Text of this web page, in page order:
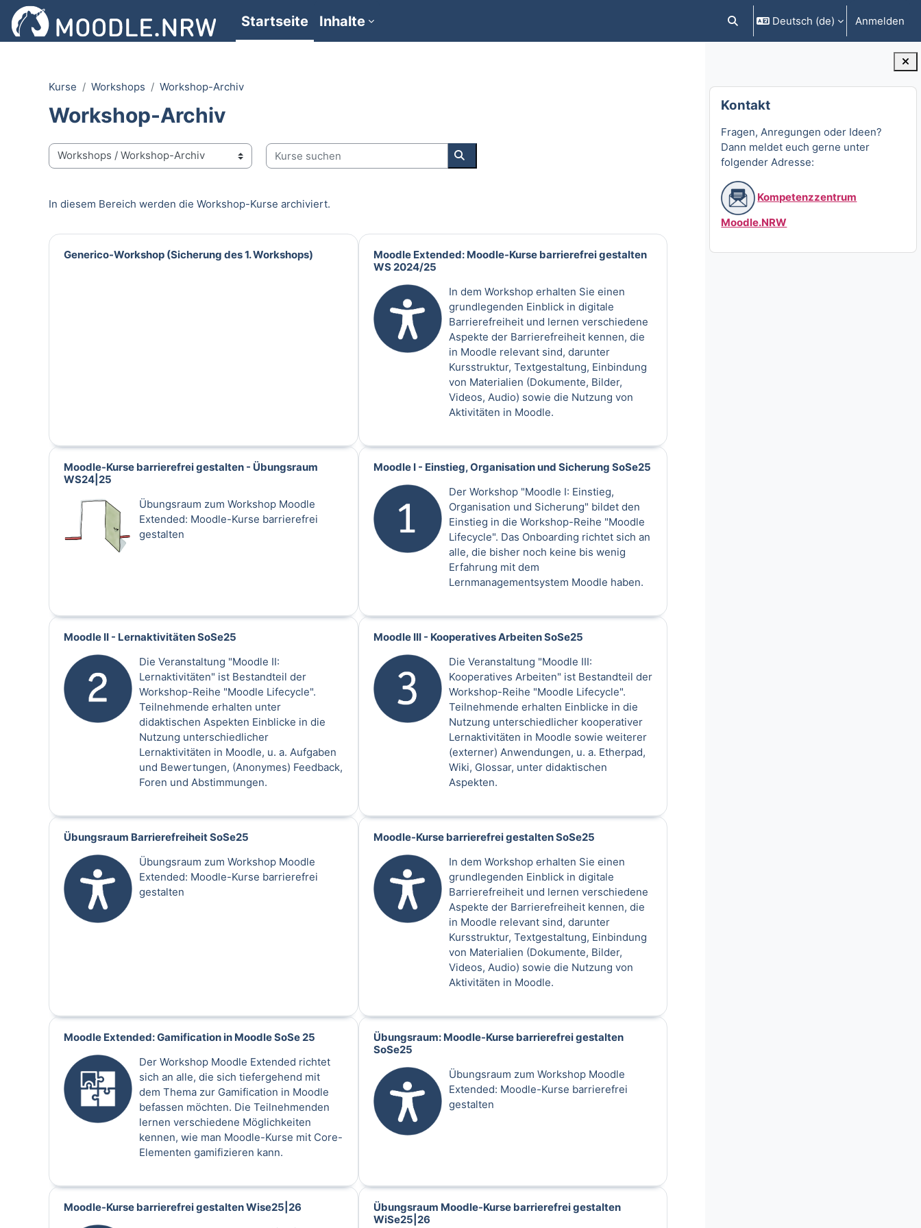
Zum Hauptinhalt
Startseite Inhalte Sucheingabe umschalten
Deutsch ‎(de)‎ Anmelden
Blöcke
Kontakt überspringen
Kontakt
Fragen, Anregungen oder Ideen?
Dann meldet euch gerne unter
folgender Adresse:
Kompetenzzentrum
Moodle.NRW
Kurse Workshops Workshop-Archiv
Workshop-Archiv
Kursbereiche
Kurse suchen
Kurse suchen
In diesem Bereich werden die Workshop-Kurse archiviert.
Generico-Workshop (Sicherung des 1. Workshops)
Moodle Extended: Moodle-Kurse barrierefrei gestalten
WS 2024/25
In dem Workshop erhalten Sie einen
grundlegenden Einblick in digitale
Barrierefreiheit und lernen verschiedene
Aspekte der Barrierefreiheit kennen, die
in Moodle relevant sind, darunter
Kursstruktur, Textgestaltung, Einbindung
von Materialien (Dokumente, Bilder,
Videos, Audio) sowie die Nutzung von
Aktivitäten in Moodle.
Moodle-Kurse barrierefrei gestalten - Übungsraum
WS24|25
Übungsraum zum Workshop Moodle
Extended: Moodle-Kurse barrierefrei
gestalten
Moodle I - Einstieg, Organisation und Sicherung SoSe25
Der Workshop "Moodle I: Einstieg,
Organisation und Sicherung" bildet den
Einstieg in die Workshop-Reihe "Moodle
Lifecycle". Das Onboarding richtet sich an
alle, die bisher noch keine bis wenig
Erfahrung mit dem
Lernmanagementsystem Moodle haben.
Moodle II - Lernaktivitäten SoSe25
Die Veranstaltung "Moodle II:
Lernaktivitäten" ist Bestandteil der
Workshop-Reihe "Moodle Lifecycle".
Teilnehmende erhalten unter
didaktischen Aspekten Einblicke in die
Nutzung unterschiedlicher
Lernaktivitäten in Moodle, u. a. Aufgaben
und Bewertungen, (Anonymes) Feedback,
Foren und Abstimmungen.
Moodle III - Kooperatives Arbeiten SoSe25
Die Veranstaltung "Moodle III:
Kooperatives Arbeiten" ist Bestandteil der
Workshop-Reihe "Moodle Lifecycle".
Teilnehmende erhalten Einblicke in die
Nutzung unterschiedlicher kooperativer
Lernaktivitäten in Moodle sowie weiterer
(externer) Anwendungen, u. a. Etherpad,
Wiki, Glossar, unter didaktischen
Aspekten.
Übungsraum Barrierefreiheit SoSe25
Übungsraum zum Workshop Moodle
Extended: Moodle-Kurse barrierefrei
gestalten
Moodle-Kurse barrierefrei gestalten SoSe25
In dem Workshop erhalten Sie einen
grundlegenden Einblick in digitale
Barrierefreiheit und lernen verschiedene
Aspekte der Barrierefreiheit kennen, die
in Moodle relevant sind, darunter
Kursstruktur, Textgestaltung, Einbindung
von Materialien (Dokumente, Bilder,
Videos, Audio) sowie die Nutzung von
Aktivitäten in Moodle.
Moodle Extended: Gamification in Moodle SoSe 25
Der Workshop Moodle Extended richtet
sich an alle, die sich tiefergehend mit
dem Thema zur Gamification in Moodle
befassen möchten. Die Teilnehmenden
lernen verschiedene Möglichkeiten
kennen, wie man Moodle-Kurse mit Core-
Elementen gamifizieren kann.
Übungsraum: Moodle-Kurse barrierefrei gestalten
SoSe25
Übungsraum zum Workshop Moodle
Extended: Moodle-Kurse barrierefrei
gestalten
Moodle-Kurse barrierefrei gestalten Wise25|26
Übungsraum Moodle-Kurse barrierefrei gestalten
WiSe25|26